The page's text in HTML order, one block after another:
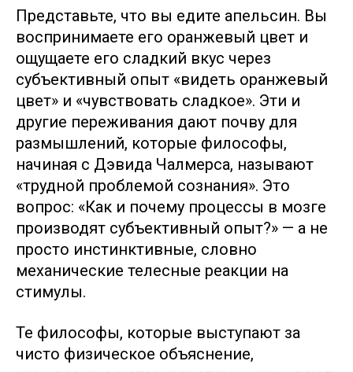
Представьте, что вы едите апельсин. Вы
воспринимаете его оранжевый цвет и
ощущаете его сладкий вкус через
субъективный опыт «видеть оранжевый
цвет» и «чувствовать сладкое». Эти и
другие переживания дают почву для
размышлений, которые философы,
начиная с Дэвида Чалмерса, называют
«трудной проблемой сознания». Это
вопрос: «Как и почему процессы в мозге
производят субъективный опыт?» — а не
просто инстинктивные, словно
механические телесные реакции на
стимулы.
Те философы, которые выступают за
чисто физическое объяснение,